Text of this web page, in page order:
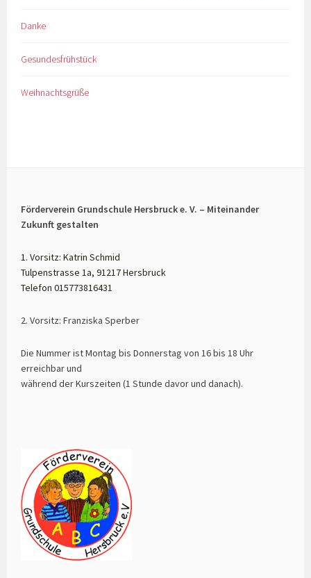
Danke
Gesundesfrühstück
Weihnachtsgrüße
Förderverein Grundschule Hersbruck e. V. – Miteinander
Zukunft gestalten
1. Vorsitz: Katrin Schmid
Tulpenstrasse 1a, 91217 Hersbruck
Telefon 015773816431
2. Vorsitz: Franziska Sperber
Die Nummer ist Montag bis Donnerstag von 16 bis 18 Uhr
erreichbar und
während der Kurszeiten (1 Stunde davor und danach).